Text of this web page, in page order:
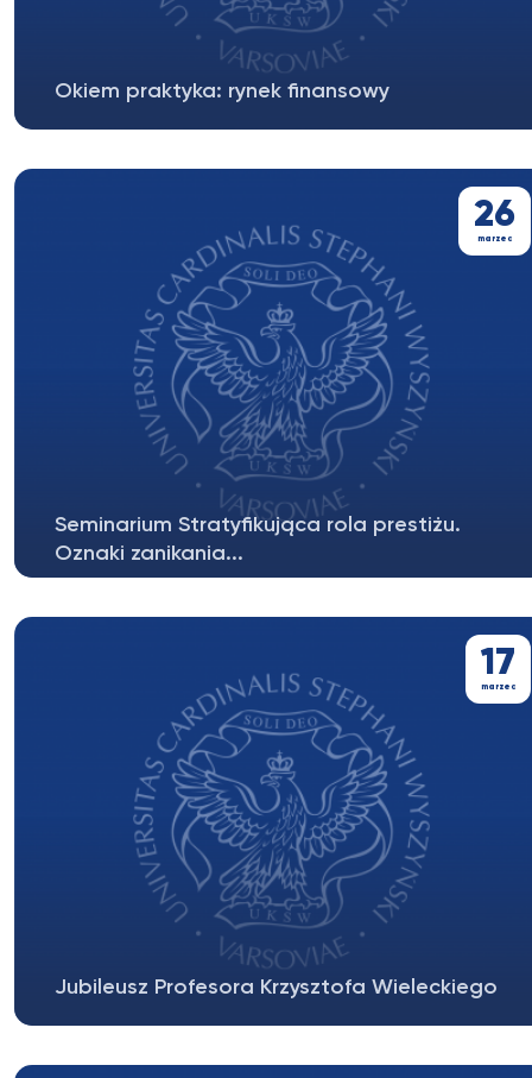
Okiem praktyka: rynek finansowy
zaprosić Państwa na spotkanie z...
26
marzec
Seminarium Stratyfikująca rola prestiżu.
Oznaki zanikania...
17
marzec
Jubileusz Profesora Krzysztofa Wieleckiego